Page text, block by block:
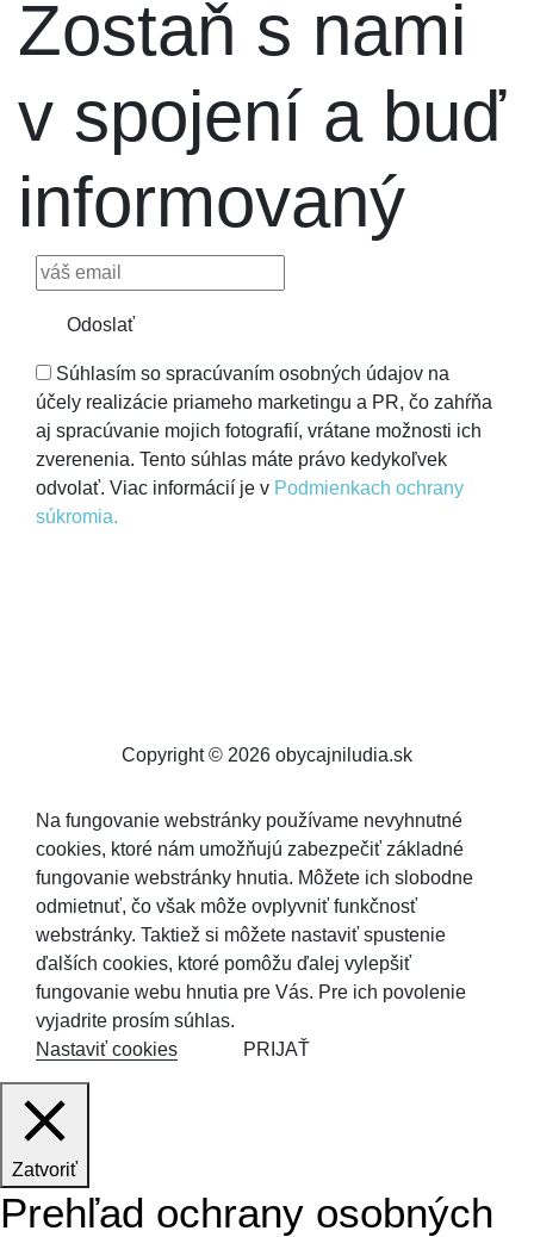
Zostaň s nami
v spojení a buď
informovaný
Odoslať
Súhlasím so spracúvaním osobných údajov na
účely realizácie priameho marketingu a PR, čo zahŕňa
aj spracúvanie mojich fotografií, vrátane možnosti ich
zverenenia. Tento súhlas máte právo kedykoľvek
odvolať. Viac informácií je v Podmienkach ochrany
súkromia.
Copyright © 2026 obycajniludia.sk
Na fungovanie webstránky používame nevyhnutné
cookies, ktoré nám umožňujú zabezpečiť základné
fungovanie webstránky hnutia. Môžete ich slobodne
odmietnuť, čo však môže ovplyvniť funkčnosť
webstránky. Taktiež si môžete nastaviť spustenie
ďalších cookies, ktoré pomôžu ďalej vylepšiť
fungovanie webu hnutia pre Vás. Pre ich povolenie
vyjadrite prosím súhlas.
Nastaviť cookies
PRIJAŤ
Zatvoriť
Prehľad ochrany osobných